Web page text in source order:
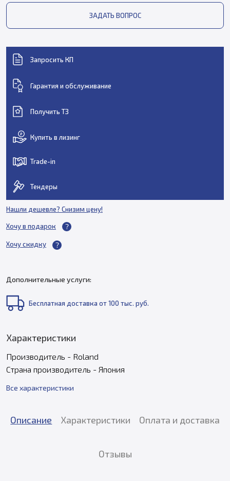
ЗАДАТЬ ВОПРОС
Запросить КП
Гарантия и обслуживание
Получить ТЗ
Купить в лизинг
Trade-in
Тендеры
Нашли дешевле? Снизим цену!
Хочу в подарок
Хочу скидку
Дополнительные услуги:
Бесплатная доставка от 100 тыс. руб.
Характеристики
Производитель - Roland
Страна производитель - Япония
Все характеристики
Описание Характеристики Оплата и доставка
Отзывы